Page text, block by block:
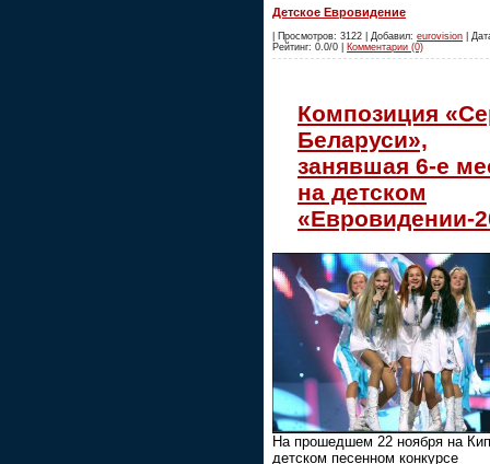
Детское Евровидение
| Просмотров: 3122 | Добавил: eurovision |
Рейтинг: 0.0/0 | Комментарии (0)
Композиция
Беларуси»,
занявшая 6-е
на детском
«Евровидении-
На прошедшем 22 ноября на
детском песенном конкурсе